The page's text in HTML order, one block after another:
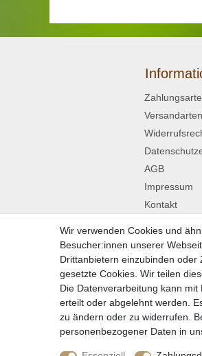
AGB
Impressum
Kontakt
Wir verwenden Cookies und
Besucher:innen unserer
Drittanbietern einzubinden
gesetzte Cookies. Wir teilen
Die Datenverarbeitung kann
erteilt oder abgelehnt werden.
zu ändern oder zu widerrufen.
personenbezogener Daten in